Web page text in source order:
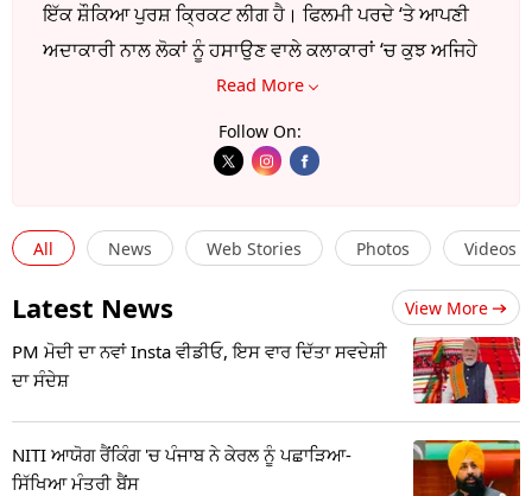
ਇੱਕ ਸ਼ੌਕਿਆ ਪੁਰਸ਼ ਕ੍ਰਿਕਟ ਲੀਗ ਹੈ। ਫਿਲਮੀ ਪਰਦੇ ‘ਤੇ ਆਪਣੀ
ਅਦਾਕਾਰੀ ਨਾਲ ਲੋਕਾਂ ਨੂੰ ਹਸਾਉਣ ਵਾਲੇ ਕਲਾਕਾਰਾਂ ‘ਚ ਕੁਝ ਅਜਿਹੇ
ਕਲਾਕਾਰ ਵੀ ਹਨ ਜੋ ਕ੍ਰਿਕਟ ਵੀ ਸ਼ਾਨਦਾਰ ਖੇਡਦੇ ਹਨ। ਉਨ੍ਹਾਂ
ਵਿੱਚੋਂ ਕਈ ਹਰ ਸਾਲ ਸੈਲੀਬ੍ਰਿਟੀ ਕ੍ਰਿਕਟ ਲੀਗ (ਸੀਸੀਐਲ) ਵਿੱਚ
ਆਪਣੀ ਪਛਾਣ ਬਣਾਉਂਦੇ ਹੋਏ ਦਿਖਾਈ ਦਿੰਦੇ ਹਨ। CCL ਇੱਕ ਵਾਰ
ਫਰਵਰੀ ਤੋਂ ਆਯੋਜਿਤ ਹੋਣ ਜਾ ਰਿਹਾ ਹੈ। CCL 2024 ਫਰਵਰੀ
2024 ਤੋਂ ਸ਼ੁਰੂ ਹੋ ਕੇ ਅਤੇ 17 ਮਾਰਚ 2024 ਵਿੱਚ ਖਤਮ ਹੋਵੇਗਾ।
ਦੱਸ ਦੇਈਏ ਕਿ ਟੀਵੀ9 ਪੰਜਾਬੀ.ਕਾਮ ਸੀਸੀਐਲ 2024 ਦੀ ਪੰਜਾਬ
ਦੇ ਸ਼ੇਰ ਟੀਮ ਨੂੰ ਇਸ ਵਾਰ ਸਪਾਂਸਰ ਕਰ ਰਿਹਾ ਹੈ। ਇਸ ਸੈਲੇਬ੍ਰਿਟੀ
ਮੈਚ ਨਾਲ ਜੁੜੀ ਹਰ ਦਿਲਚਸਪ ਖ਼ਬਰ ਵੇਖਣ ਅਤੇ ਪੜ੍ਹਣ ਲਈ
Read More
Follow On:
All News Web Stories Photos Videos
Latest News View More
PM ਮੋਦੀ ਦਾ ਨਵਾਂ Insta ਵੀਡੀਓ, ਇਸ ਵਾਰ ਦਿੱਤਾ ਸਵਦੇਸ਼ੀ
ਦਾ ਸੰਦੇਸ਼
NITI ਆਯੋਗ ਰੈਂਕਿੰਗ 'ਚ ਪੰਜਾਬ ਨੇ ਕੇਰਲ ਨੂੰ ਪਛਾੜਿਆ-
ਸਿੱਖਿਆ ਮੰਤਰੀ ਬੈਂਸ